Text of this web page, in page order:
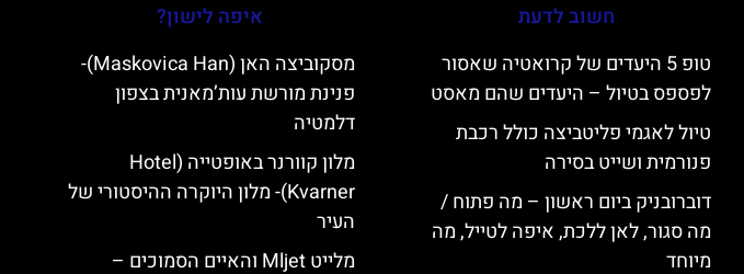
חשוב לדעת
טופ 5 היעדים של קרואטיה שאסור
לפספס בטיול – היעדים שהם מאסט
טיול לאגמי פליטביצה כולל רכבת
פנורמית ושייט בסירה
דוברובניק ביום ראשון – מה פתוח /
מה סגור, לאן ללכת, איפה לטייל, מה
מיוחד
איפה לישון?
מסקוביצה האן (Maskovica Han)-
פנינת מורשת עות’מאנית בצפון
דלמטיה
מלון קוורנר באופטייה (Hotel
Kvarner)- מלון היוקרה ההיסטורי של
העיר
מלייט Mljet והאיים הסמוכים –